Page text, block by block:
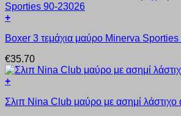
+
το
έχει
πολλαπλές
παραλλαγές.
επιλογές
Boxer 3 τεμάχια μαύρο Minerva
€35.70
+
το
Σλιπ Nina Club μαύρο με ασημί λάστιχο